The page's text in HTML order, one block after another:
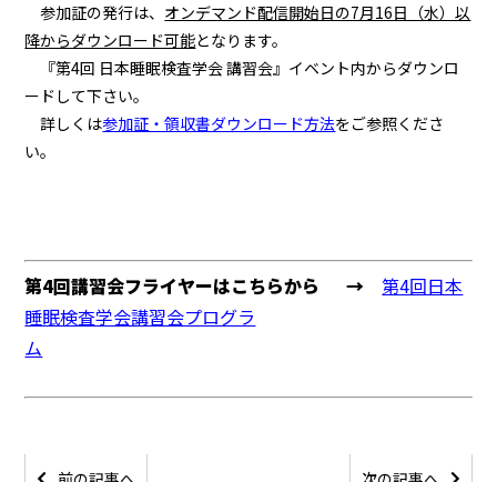
参加証の発行は、 オンデマンド配信開始日の7月16日（水）以
降からダウンロード可能となります。
『第4回 日本睡眠検査学会 講習会』イベント内からダウンロ
ードして下さい。
詳しくは参加証・領収書ダウンロード方法をご参照くださ
い。
第4回講習会フライヤーはこちらから →
第4回日本
睡眠検査学会講習会プログラ
ム